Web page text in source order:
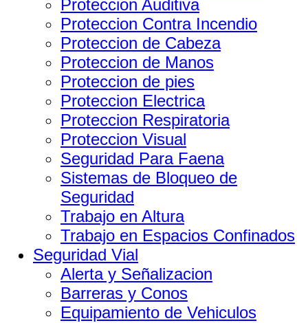
Proteccion Auditiva
Proteccion Contra Incendio
Proteccion de Cabeza
Proteccion de Manos
Proteccion de pies
Proteccion Electrica
Proteccion Respiratoria
Proteccion Visual
Seguridad Para Faena
Sistemas de Bloqueo de
Seguridad
Trabajo en Altura
Trabajo en Espacios Confinados
Seguridad Vial
Alerta y Señalizacion
Barreras y Conos
Equipamiento de Vehiculos